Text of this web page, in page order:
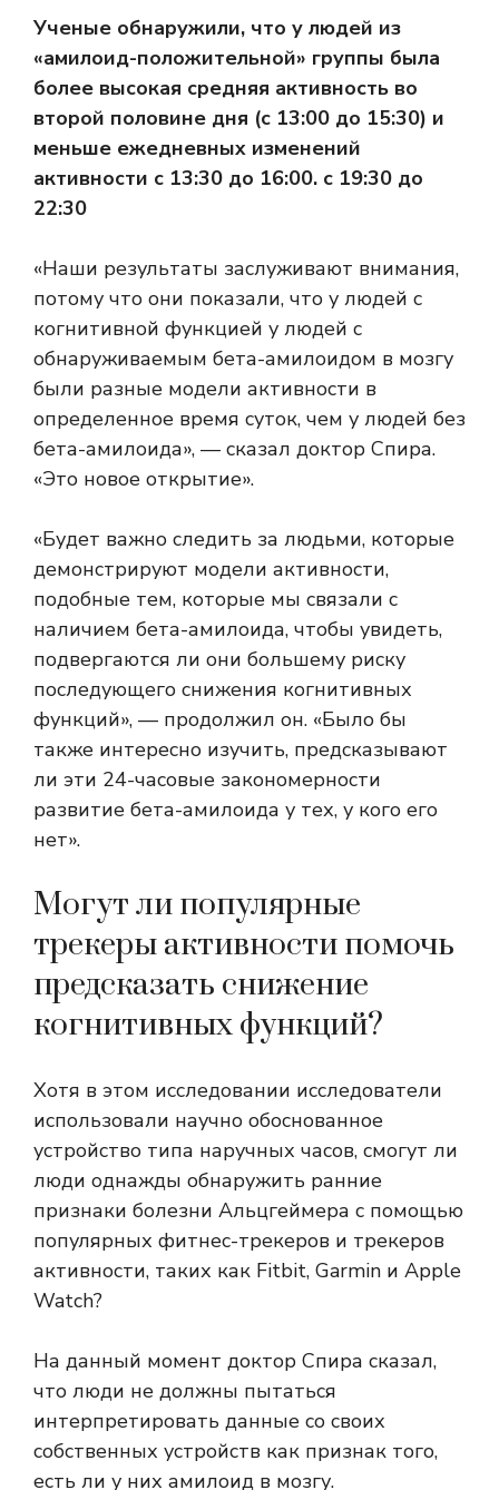
Ученые обнаружили, что у людей из
«амилоид-положительной» группы была
более высокая средняя активность во
второй половине дня (с 13:00 до 15:30) и
меньше ежедневных изменений
активности с 13:30 до 16:00. с 19:30 до
22:30
«Наши результаты заслуживают внимания,
потому что они показали, что у людей с
когнитивной функцией у людей с
обнаруживаемым бета-амилоидом в мозгу
были разные модели активности в
определенное время суток, чем у людей без
бета-амилоида», — сказал доктор Спира.
«Это новое открытие».
«Будет важно следить за людьми, которые
демонстрируют модели активности,
подобные тем, которые мы связали с
наличием бета-амилоида, чтобы увидеть,
подвергаются ли они большему риску
последующего снижения когнитивных
функций», — продолжил он. «Было бы
также интересно изучить, предсказывают
ли эти 24-часовые закономерности
развитие бета-амилоида у тех, у кого его
нет».
Могут ли популярные
трекеры активности помочь
предсказать снижение
когнитивных функций?
Хотя в этом исследовании исследователи
использовали научно обоснованное
устройство типа наручных часов, смогут ли
люди однажды обнаружить ранние
признаки болезни Альцгеймера с помощью
популярных фитнес-трекеров и трекеров
активности, таких как Fitbit, Garmin и Apple
Watch?
На данный момент доктор Спира сказал,
что люди не должны пытаться
интерпретировать данные со своих
собственных устройств как признак того,
есть ли у них амилоид в мозгу.